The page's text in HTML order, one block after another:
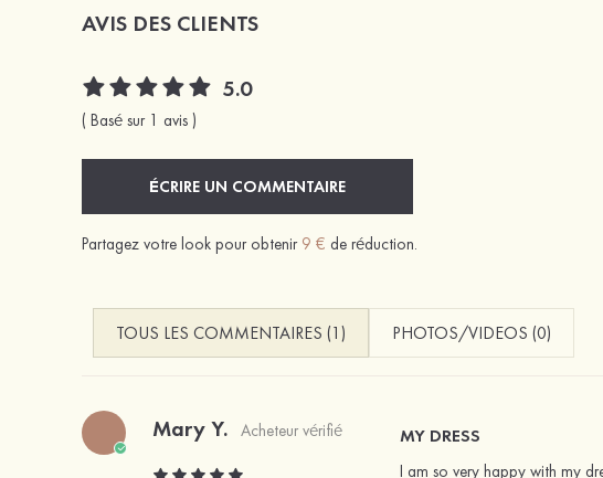
AVIS DES CLIENTS
5.0
( Basé sur 1 avis )
ÉCRIRE UN COMMENTAIRE
Partagez votre look pour obtenir 9 € de réduction.
TOUS LES COMMENTAIRES (1) PHOTOS/VIDEOS (0)
Mary Y. Acheteur vérifié MY DRESS
I am so very happy with my